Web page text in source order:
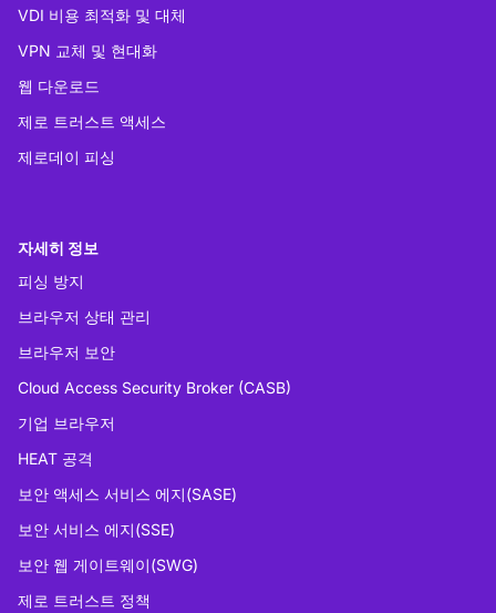
VDI 비용 최적화 및 대체
VPN 교체 및 현대화
웹 다운로드
제로 트러스트 액세스
제로데이 피싱
자세히 정보
피싱 방지
브라우저 상태 관리
브라우저 보안
Cloud Access Security Broker (CASB)
기업 브라우저
HEAT 공격
보안 액세스 서비스 에지(SASE)
보안 서비스 에지(SSE)
보안 웹 게이트웨이(SWG)
제로 트러스트 정책